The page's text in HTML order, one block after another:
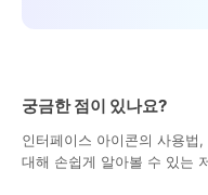
궁금한 점이 있나요?
인터페이스 아이콘의 사용법
대해 손쉽게 알아볼 수 있는